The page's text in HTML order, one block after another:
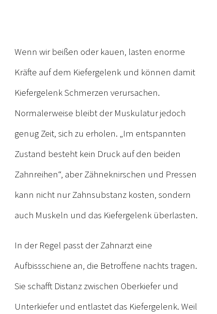
Wenn wir beißen oder kauen, lasten enorme
Kräfte auf dem Kiefergelenk und können damit
Kiefergelenk Schmerzen verursachen.
Normalerweise bleibt der Muskulatur jedoch
genug Zeit, sich zu erholen. „Im entspannten
Zustand besteht kein Druck auf den beiden
Zahn­reihen“, aber Zähneknirschen und Pressen
kann nicht nur Zahnsubstanz kosten, sondern
auch Muskeln und das Kiefergelenk überlasten.
In der Regel passt der Zahnarzt eine
Aufbissschiene an, die Betroffene nachts tragen.
Sie schafft Dis­tanz zwischen Oberkiefer und
Unterkiefer und entlastet das Kiefergelenk. Weil